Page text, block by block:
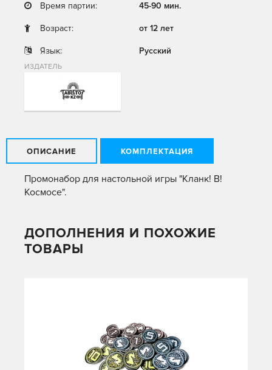
Время партии: 45-90 мин.
Возраст: от 12 лет
Язык: Русский
ИЗДАТЕЛЬ
ОПИСАНИЕ КОМПЛЕКТАЦИЯ
Промонабор для настольной игры "Кланк! В!
Космосе".
ДОПОЛНЕНИЯ И ПОХОЖИЕ
ТОВАРЫ